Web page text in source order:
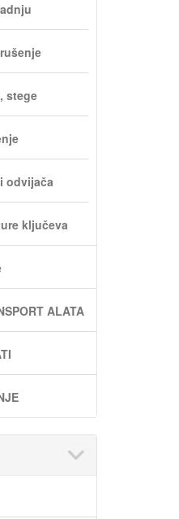
stege
odvijača
ključeva
ALATA